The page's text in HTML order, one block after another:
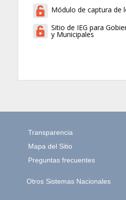
Módulo de captura de
Sitio de IEG para
y Municipales
Transparencia
Mapa del Sitio
Preguntas frecuentes
Otros Sistemas Nacionales